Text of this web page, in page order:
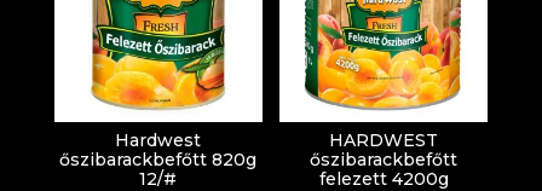
Hardwest
őszibarackbefőtt 820g
12/#
HARDWEST
őszibarackbefőtt
felezett 4200g